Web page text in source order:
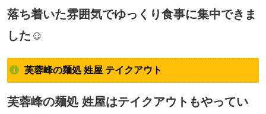
落ち着いた雰囲気でゆっくり食事に集中できま
した☺
芙蓉峰の麺処 姓屋 テイクアウト
芙蓉峰の麺処 姓屋はテイクアウトもやってい